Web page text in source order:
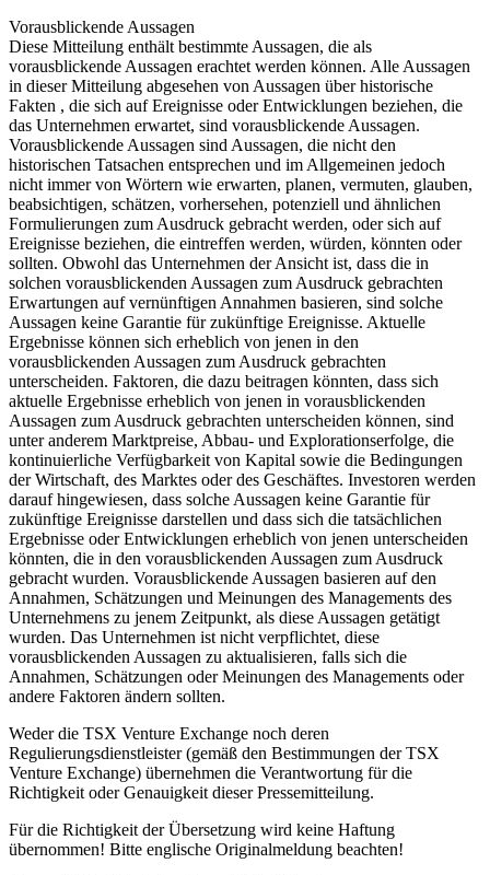
Vorausblickende Aussagen
Diese Mitteilung enthält bestimmte Aussagen, die als
vorausblickende Aussagen erachtet werden können. Alle Aussagen
in dieser Mitteilung abgesehen von Aussagen über historische
Fakten , die sich auf Ereignisse oder Entwicklungen beziehen, die
das Unternehmen erwartet, sind vorausblickende Aussagen.
Vorausblickende Aussagen sind Aussagen, die nicht den
historischen Tatsachen entsprechen und im Allgemeinen jedoch
nicht immer von Wörtern wie erwarten, planen, vermuten, glauben,
beabsichtigen, schätzen, vorhersehen, potenziell und ähnlichen
Formulierungen zum Ausdruck gebracht werden, oder sich auf
Ereignisse beziehen, die eintreffen werden, würden, könnten oder
sollten. Obwohl das Unternehmen der Ansicht ist, dass die in
solchen vorausblickenden Aussagen zum Ausdruck gebrachten
Erwartungen auf vernünftigen Annahmen basieren, sind solche
Aussagen keine Garantie für zukünftige Ereignisse. Aktuelle
Ergebnisse können sich erheblich von jenen in den
vorausblickenden Aussagen zum Ausdruck gebrachten
unterscheiden. Faktoren, die dazu beitragen könnten, dass sich
aktuelle Ergebnisse erheblich von jenen in vorausblickenden
Aussagen zum Ausdruck gebrachten unterscheiden können, sind
unter anderem Marktpreise, Abbau- und Explorationserfolge, die
kontinuierliche Verfügbarkeit von Kapital sowie die Bedingungen
der Wirtschaft, des Marktes oder des Geschäftes. Investoren werden
darauf hingewiesen, dass solche Aussagen keine Garantie für
zukünftige Ereignisse darstellen und dass sich die tatsächlichen
Ergebnisse oder Entwicklungen erheblich von jenen unterscheiden
könnten, die in den vorausblickenden Aussagen zum Ausdruck
gebracht wurden. Vorausblickende Aussagen basieren auf den
Annahmen, Schätzungen und Meinungen des Managements des
Unternehmens zu jenem Zeitpunkt, als diese Aussagen getätigt
wurden. Das Unternehmen ist nicht verpflichtet, diese
vorausblickenden Aussagen zu aktualisieren, falls sich die
Annahmen, Schätzungen oder Meinungen des Managements oder
andere Faktoren ändern sollten.
Weder die TSX Venture Exchange noch deren
Regulierungsdienstleister (gemäß den Bestimmungen der TSX
Venture Exchange) übernehmen die Verantwortung für die
Richtigkeit oder Genauigkeit dieser Pressemitteilung.
Für die Richtigkeit der Übersetzung wird keine Haftung
übernommen! Bitte englische Originalmeldung beachten!